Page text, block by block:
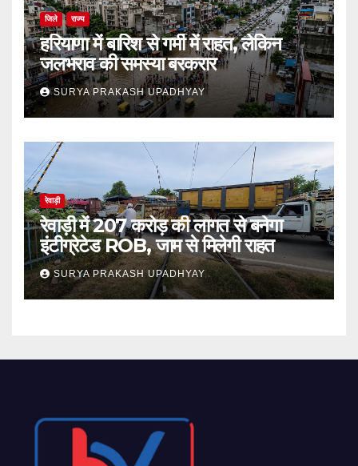
जिले राज्य
हरियाणा में बारिश से गर्मी में राहत, लेकिन
जलभराव की समस्या बरकरार
SURYA PRAKASH UPADHYAY
रेवाड़ी
रेवाड़ी में 207 करोड़ की लागत से बनेगा
इंटीग्रेटेड ROB, जाम से मिलेगी राहत
SURYA PRAKASH UPADHYAY